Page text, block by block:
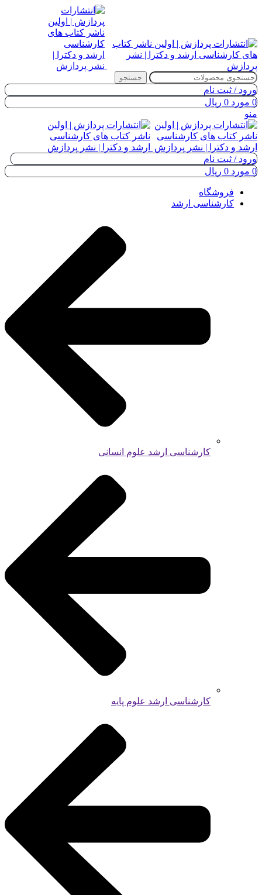
جستجو
ورود / ثبت نام
0 مورد 0 ریال
منو
ورود / ثبت نام
0 مورد 0 ریال
فروشگاه
کارشناسی ارشد
کارشناسی ارشد علوم انسانی
کارشناسی ارشد علوم پایه